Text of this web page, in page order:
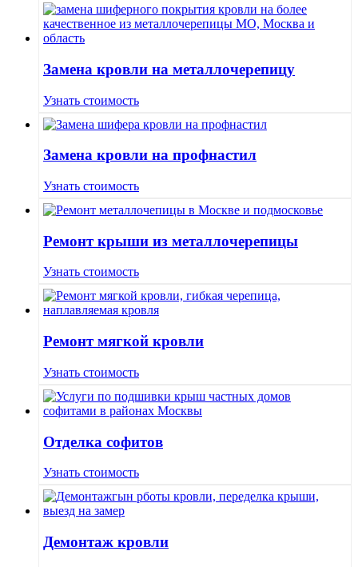
Замена кровли на металлочерепицу
Узнать стоимость
Замена кровли на профнастил
Узнать стоимость
Ремонт крыши из металлочерепицы
Узнать стоимость
Ремонт мягкой кровли
Узнать стоимость
Отделка софитов
Узнать стоимость
Демонтаж кровли